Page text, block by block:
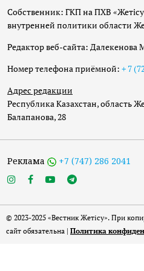
Собственник: ГКП на ПХВ
внутренней политики области
Редактор веб-сайта: Далекенова
Номер телефона приёмной: + 7
Адрес редакции
Республика Казахстан, область
Балапанова, 28
Реклама +7 (747) 286 2041
© 2023-2025 «Вестник Жетісу». При
сайт обязательна | Политика